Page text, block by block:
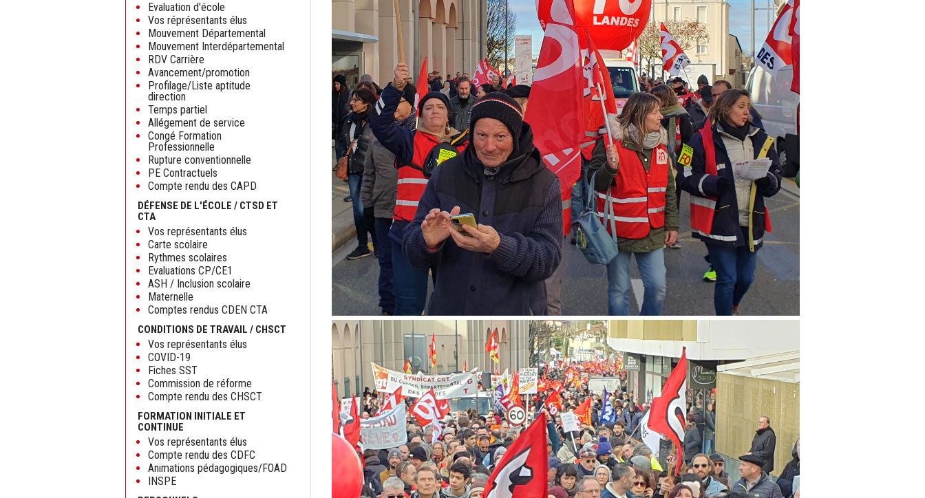
Evaluation d'école
Vos réprésentants élus
Mouvement Départemental
Mouvement Interdépartemental
RDV Carrière
Avancement/promotion
Profilage/Liste aptitude
direction
Temps partiel
Allégement de service
Congé Formation
Professionnelle
Rupture conventionnelle
PE Contractuels
Compte rendu des CAPD
DÉFENSE DE L'ÉCOLE / CTSD ET
CTA
Vos représentants élus
Carte scolaire
Rythmes scolaires
Evaluations CP/CE1
ASH / Inclusion scolaire
Maternelle
Comptes rendus CDEN CTA
CONDITIONS DE TRAVAIL / CHSCT
Vos représentants élus
COVID-19
Fiches SST
Commission de réforme
Compte rendu des CHSCT
FORMATION INITIALE ET
CONTINUE
Vos représentants élus
Compte rendu des CDFC
Animations pédagogiques/FOAD
INSPE